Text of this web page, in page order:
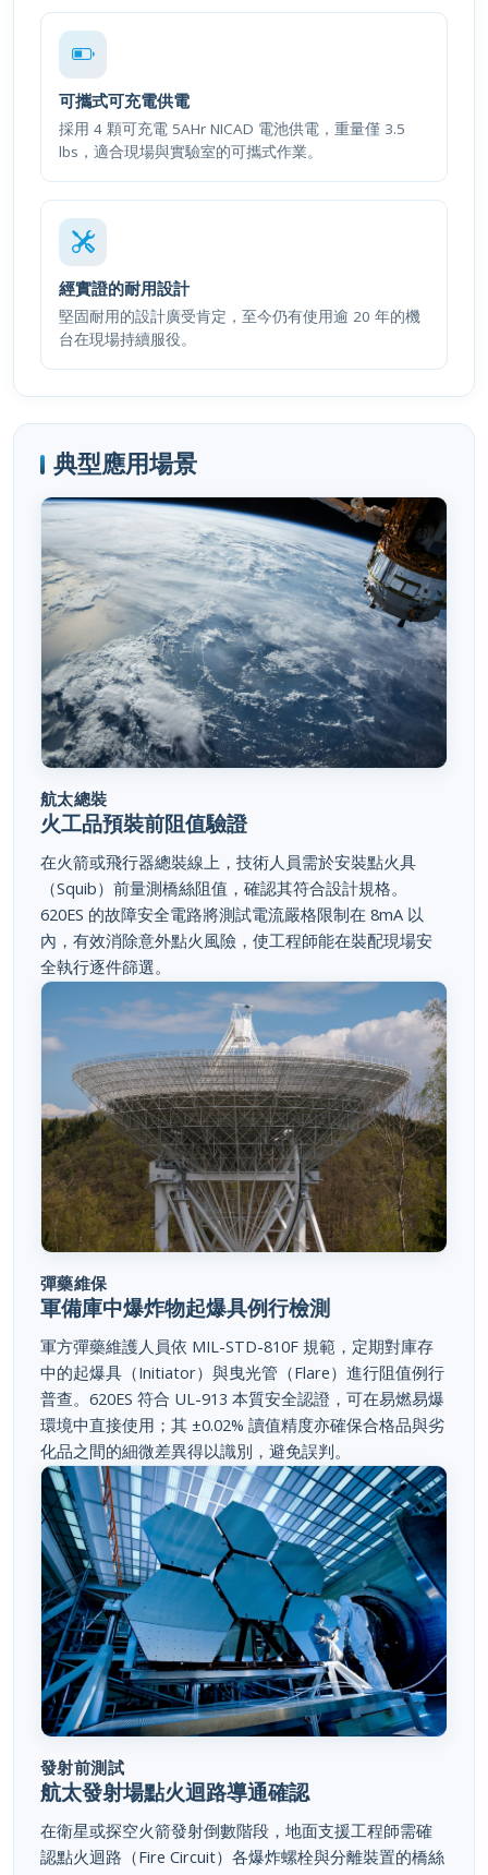
可攜式可充電供電
採用 4 顆可充電 5AHr NICAD 電池供電，重量僅 3.5
lbs，適合現場與實驗室的可攜式作業。
經實證的耐用設計
堅固耐用的設計廣受肯定，至今仍有使用逾 20 年的機
台在現場持續服役。
典型應用場景
火工品預裝前阻值驗證
（Squib）前量測橋絲阻值，確認其符合設計規格。
620ES 的故障安全電路將測試電流嚴格限制在 8mA 以
內，有效消除意外點火風險，使工程師能在裝配現場安
全執行逐件篩選。
軍備庫中爆炸物起爆具例行檢測
中的起爆具（Initiator）與曳光管（Flare）進行阻值例行
普查。620ES 符合 UL-913 本質安全認證，可在易燃易爆
環境中直接使用；其 ±0.02% 讀值精度亦確保合格品與劣
化品之間的細微差異得以識別，避免誤判。
航太發射場點火迴路導通確認
認點火迴路（Fire Circuit）各爆炸螺栓與分離裝置的橋絲
阻值正常，方可授權發射。620ES 每秒更新三次的量測速